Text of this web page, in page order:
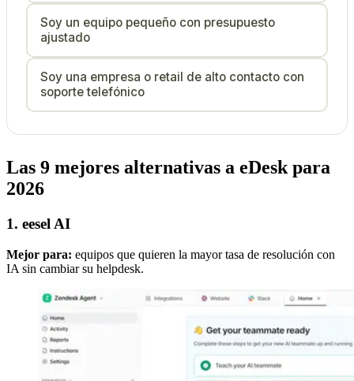
Soy un equipo pequeño con presupuesto
ajustado
Soy una empresa o retail de alto contacto con
soporte telefónico
Las 9 mejores alternativas a eDesk para
2026
1. eesel AI
Mejor para: equipos que quieren la mayor tasa de resolución con
IA sin cambiar su helpdesk.